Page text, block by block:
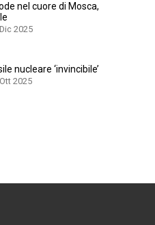
nel cuore di Mosca,
2025
nucleare ‘invincibile’
2025